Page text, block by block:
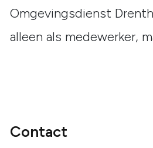
Omgevingsdienst
alleen als medewerker,
Contact